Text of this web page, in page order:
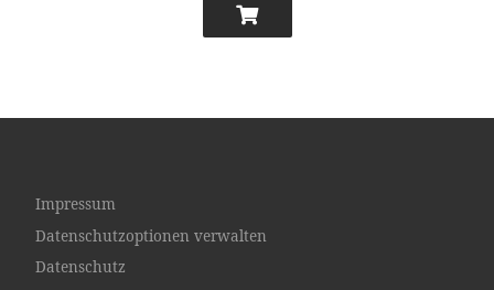
Impressum
Datenschutzoptionen verwalten
Datenschutz